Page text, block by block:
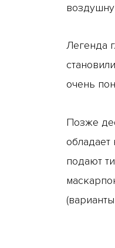
Легенда
очень
Позже
подают